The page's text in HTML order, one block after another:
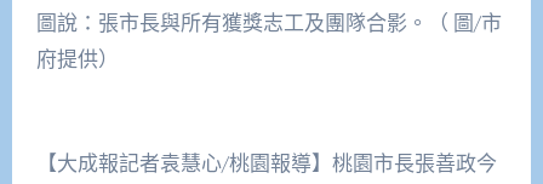
圖說：張市長與所有獲獎志工及團隊合影。（ 圖/市
府提供）
【大成報記者袁慧心/桃園報導】桃園市長張善政今